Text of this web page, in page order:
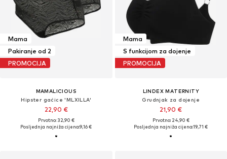
Mama
Pakiranje od 2
PROMOCIJA
MAMALICIOUS
Hipster gaćice 'MLXILLA'
22,90 €
Prvotno: 32,90 €
Posljednja najniža cijena:9,16 €
Mama
S funkcijom za dojenje
PROMOCIJA
LINDEX MATERNITY
Grudnjak za dojenje
21,90 €
Prvotno: 24,90 €
Posljednja najniža cijena:19,71 €